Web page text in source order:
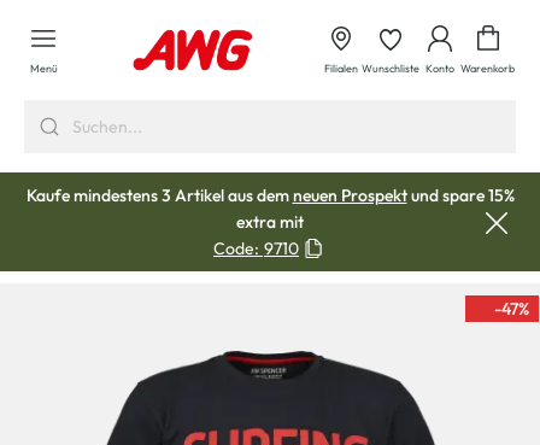
springen
Menü Filialen Wunschliste Konto Warenkorb
Kaufe mindestens 3 Artikel aus demneuen Prospektund spare 15%
extra mit
Code: 9710
-47%